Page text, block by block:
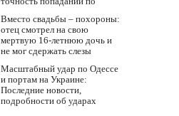
Вместо свадьбы – похороны:
отец смотрел на свою
мертвую 16-летнюю дочь и
не мог сдержать слезы
Масштабный удар по Одессе
и портам на Украине:
Последние новости,
подробности об ударах